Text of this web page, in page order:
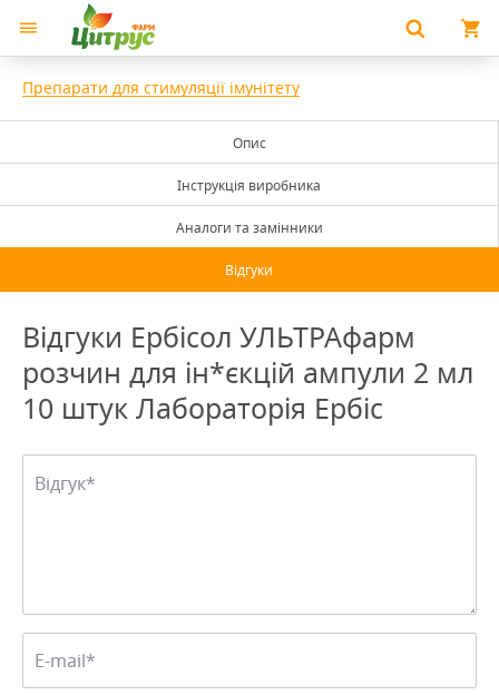
Препарати для стимуляції імунітету
Опис
Інструкція виробника
Аналоги та замінники
Відгуки
Відгуки Ербісол УЛЬТРАфарм
розчин для ін*єкцій ампули 2 мл
10 штук Лабораторія Ербіс